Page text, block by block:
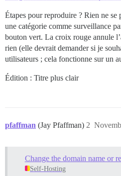
Étapes pour reproduire ? Rien ne
une catégorie comme surveillance
bouton vert. La croix rouge annule
rien (elle devrait demander si je
utilisateurs ; cela fonctionne sur un
Édition : Titre plus clair
pfaffman (Jay Pfaffman) 2
Change the domain name or
Self-Hosting